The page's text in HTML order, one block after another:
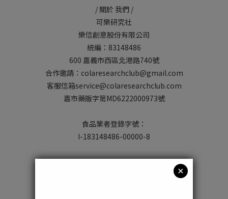
/ 關於 我們 /
可樂研究社
樂信創意股份有限公司
統編：83148486
600 嘉義市西區北港路740號
合作邀請：colaresearchclub@gmail.com
客服信箱service@colaresearchclub.com
嘉市藥販字第MD6222000973號
食品業者登錄字號：
I-183148486-00000-8